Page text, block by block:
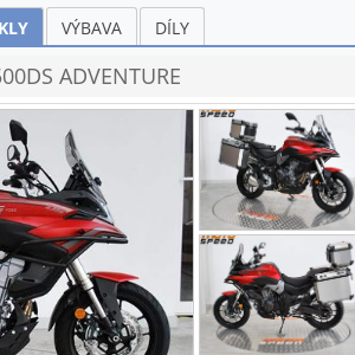
VÝBAVA DÍLY
ADVENTURE